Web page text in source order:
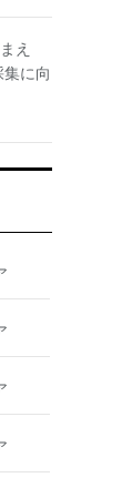
え
に向